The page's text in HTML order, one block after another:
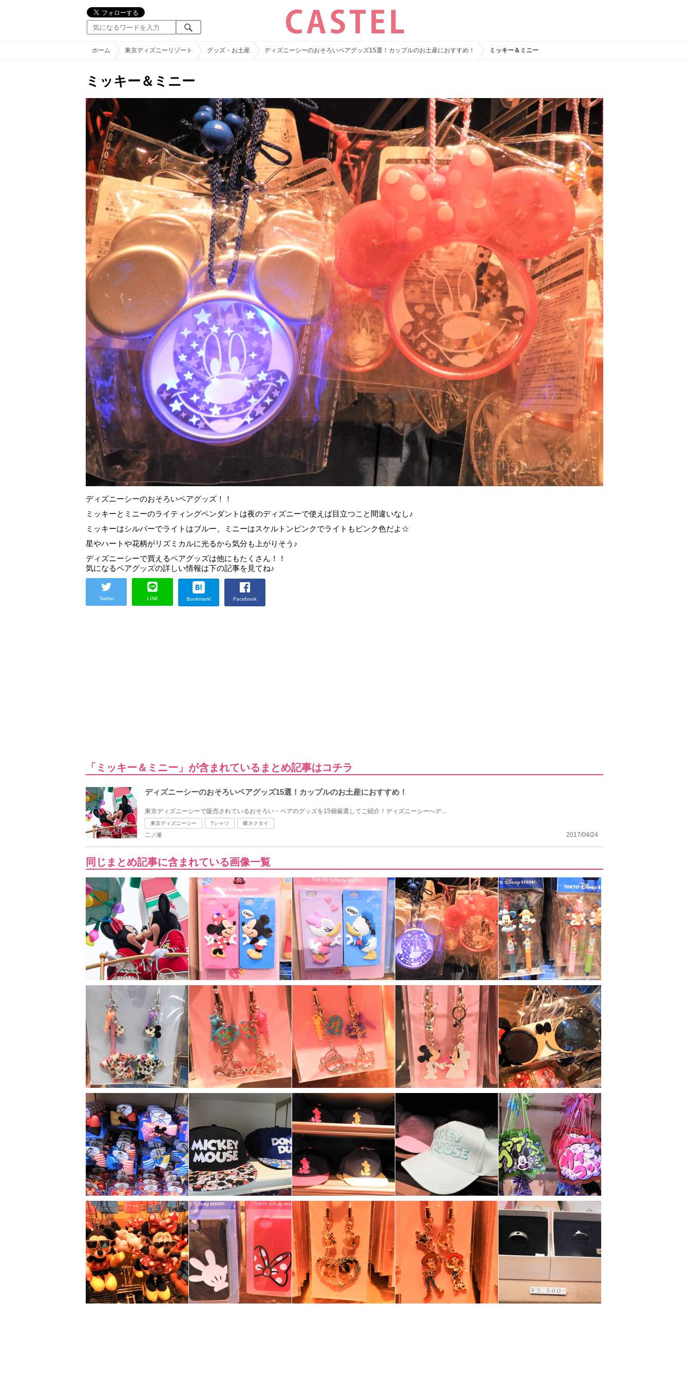
ホーム 東京ディズニーリゾート グッズ・お土産 ディズニーシーのおそろいペアグッズ15選！カップルのお土産におすすめ！ ミッキー＆ミニー
ミッキー＆ミニー
ディズニーシーのおそろいペアグッズ！！
ミッキーとミニーのライティングペンダントは夜のディズニーで使えば目立つこと間違いなし♪
ミッキーはシルバーでライトはブルー、ミニーはスケルトンピンクでライトもピンク色だよ☆
星やハートや花柄がリズミカルに光るから気分も上がりそう♪
ディズニーシーで買えるペアグッズは他にもたくさん！！
気になるペアグッズの詳しい情報は下の記事を見てね♪
Twitter LINE Bookmark! Facebook
「ミッキー＆ミニー」が含まれているまとめ記事はコチラ
ディズニーシーのおそろいペアグッズ15選！カップルのお土産におすすめ！
東京ディズニーシーで販売されているおそろい・ペアのグッズを15個厳選してご紹介！ディズニーシーへデ...
東京ディズニーシー Tシャツ 蝶ネクタイ
2017/04/24
二ノ瀬
同じまとめ記事に含まれている画像一覧